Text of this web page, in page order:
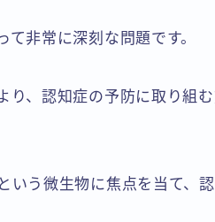
非常に深刻な問題です。
り、認知症の予防に取り組
いう微生物に焦点を当て、